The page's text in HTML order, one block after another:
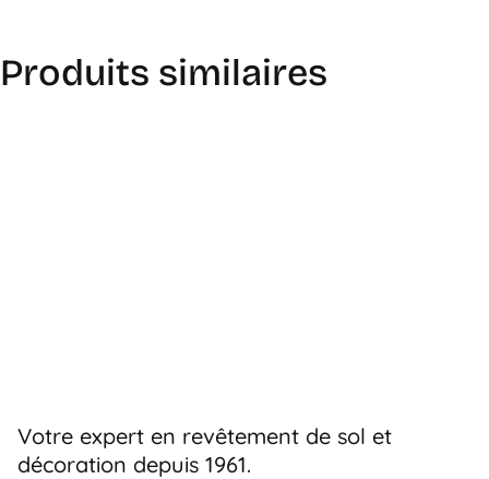
Produits similaires
Votre expert en revêtement de sol et
décoration depuis 1961.